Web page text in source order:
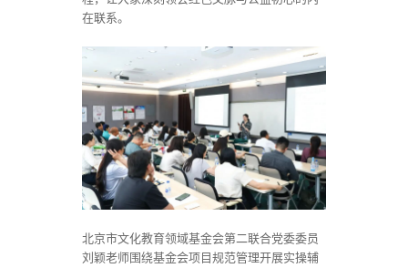
在联系。
北京市文化教育领域基金会第二联合党委委员
刘颖老师围绕基金会项目规范管理开展实操辅